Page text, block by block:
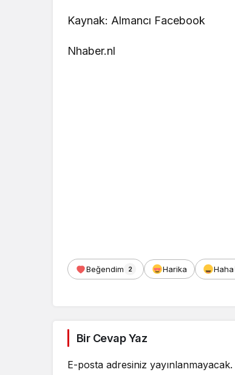
Kaynak: Almancı Facebook
Nhaber.nl
Beğendim 2 Harika Haha
Bir Cevap Yaz
E-posta adresiniz yayınlanmayacak.